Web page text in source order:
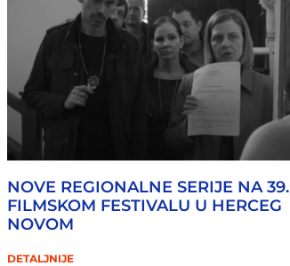
NOVE REGIONALNE SERIJE NA 39.
FILMSKOM FESTIVALU U HERCEG
NOVOM
DETALJNIJE